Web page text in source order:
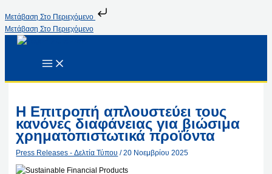
Μετάβαση Στο Περιεχόμενο
Μετάβαση Στο Περιεχόμενο
Η Επιτροπή απλουστεύει τους
κανόνες διαφάνειας για βιώσιμα
χρηματοπιστωτικά προϊόντα
Press Releases - Δελτία Τύπου /20 Νοεμβρίου 2025